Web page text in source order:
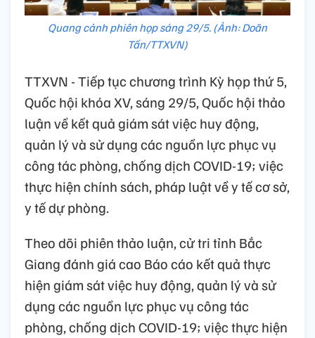
Quang cảnh phiên họp sáng 29/5. (Ảnh: Doãn
Tấn/TTXVN)
TTXVN - Tiếp tục chương trình Kỳ họp thứ 5,
Quốc hội khóa XV, sáng 29/5, Quốc hội thảo
luận về kết quả giám sát việc huy động,
quản lý và sử dụng các nguồn lực phục vụ
công tác phòng, chống dịch COVID-19; việc
thực hiện chính sách, pháp luật về y tế cơ sở,
y tế dự phòng.
Theo dõi phiên thảo luận, cử tri tỉnh Bắc
Giang đánh giá cao Báo cáo kết quả thực
hiện giám sát việc huy động, quản lý và sử
dụng các nguồn lực phục vụ công tác
phòng, chống dịch COVID-19; việc thực hiện